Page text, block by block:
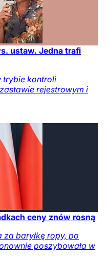
ustaw. Jedna trafi
trybie kontroli
rejestrowym i
ceny znów rosną
za baryłkę ropy, po
poszybowała w